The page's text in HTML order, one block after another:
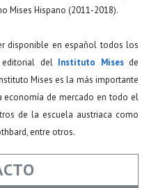
Mises Hispano (2011-2018).
disponible en español todos los
del Instituto Misesde
Mises es la más importante
economía de mercado en todo el
de la escuela austriaca como
entre otros.